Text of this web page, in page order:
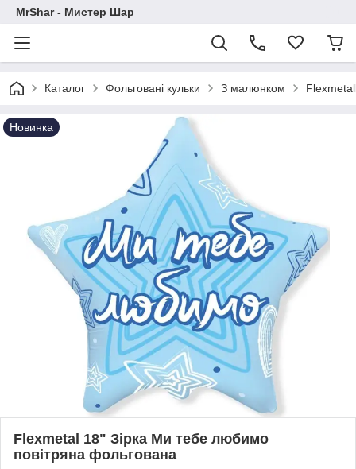
MrShar - Мистер Шар
Каталог Фольговані кульки З малюнком
Новинка
Flexmetal 18" Зірка Ми тебе любимо
повітряна фольгована